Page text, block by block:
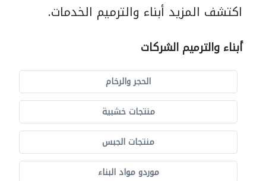
اكتشف المزيد أبناء والترميم الخدمات.
أبناء والترميم الشركات
الحجر والرخام
منتجات خشبية
منتجات الجبس
موردو مواد البناء